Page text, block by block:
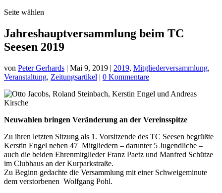
Seite wählen
Jahreshauptversammlung beim TC
Seesen 2019
von Peter Gerhards | Mai 9, 2019 | 2019, Mitgliederversammlung,
Veranstaltung, Zeitungsartikel | 0 Kommentare
Neuwahlen bringen Veränderung an der Vereinsspitze
Zu ihren letzten Sitzung als 1. Vorsitzende des TC Seesen begrüßte
Kerstin Engel neben 47 Mitgliedern – darunter 5 Jugendliche –
auch die beiden Ehrenmitglieder Franz Paetz und Manfred Schütze
im Clubhaus an der Kurparkstraße.
Zu Beginn gedachte die Versammlung mit einer Schweigeminute
dem verstorbenen Wolfgang Pohl.